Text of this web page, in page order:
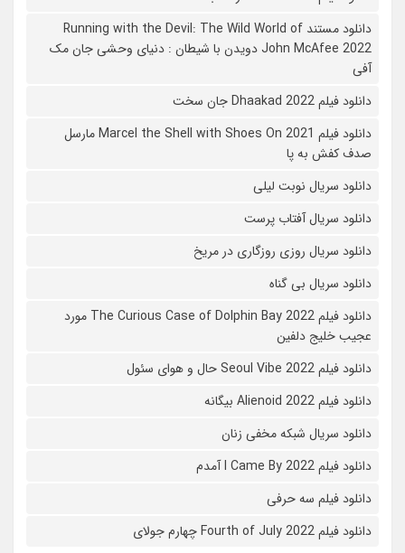
دانلود مستند Running with the Devil: The Wild World of
John McAfee 2022 دویدن با شیطان : دنیای وحشی جان مک
آفی
دانلود فیلم Dhaakad 2022 جان سخت
دانلود فیلم Marcel the Shell with Shoes On 2021 مارسل
صدف کفش به پا
دانلود سریال نوبت لیلی
دانلود سریال آفتاب پرست
دانلود سریال روزی روزگاری در مریخ
دانلود سریال بی گناه
دانلود فیلم The Curious Case of Dolphin Bay 2022 مورد
عجیب خلیج دلفین
دانلود فیلم Seoul Vibe 2022 حال و هوای سئول
دانلود فیلم Alienoid 2022 بیگانه
دانلود سریال شبکه مخفی زنان
دانلود فیلم I Came By 2022 آمدم
دانلود فیلم سه حرفی
دانلود فیلم Fourth of July 2022 چهارم جولای